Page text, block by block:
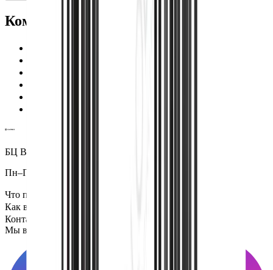
Команда Globus гарантирует
БЦ Ванкэ, Фошань, Гуандун, Китай
Пн–Пт 5:00–14:00 (Мск)
Что посмотреть
Как всё устроено
Контакты
Мы в социальных сетях